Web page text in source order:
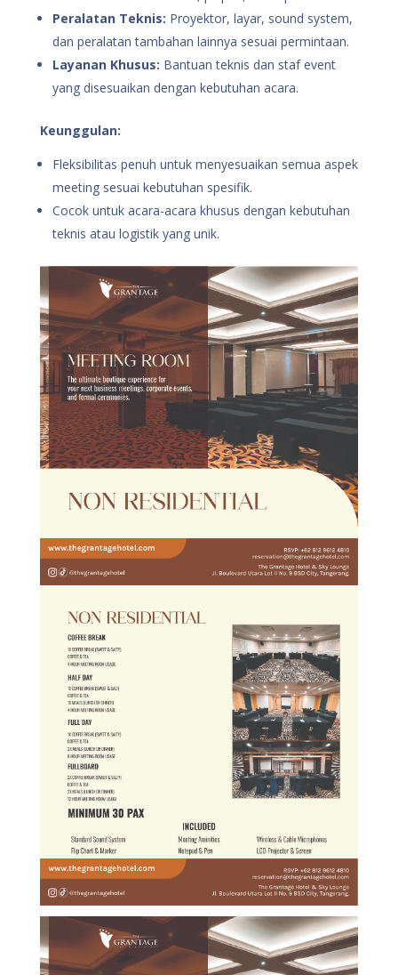
Peralatan Teknis: Proyektor, layar, sound system,
dan peralatan tambahan lainnya sesuai permintaan.
Layanan Khusus: Bantuan teknis dan staf event
yang disesuaikan dengan kebutuhan acara.
Keunggulan:
Fleksibilitas penuh untuk menyesuaikan semua aspek
meeting sesuai kebutuhan spesifik.
Cocok untuk acara-acara khusus dengan kebutuhan
teknis atau logistik yang unik.